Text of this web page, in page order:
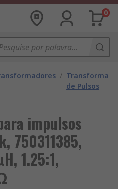
0
/
de Pulsos
impulsos
750311385,
1.25:1,